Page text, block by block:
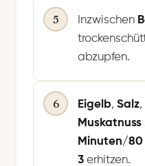
5 Inzwischen
abzupfen.
6 Eigelb, Salz,
Muskatnuss
Minuten/
3 erhitzen.